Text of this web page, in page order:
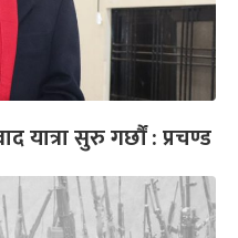
यात्रा सुरु गर्छौं : प्रचण्ड